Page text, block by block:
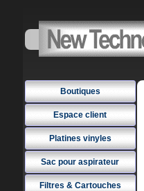
Boutiques
Espace client
Platines vinyles
Sac pour aspirateur
Filtres & Cartouches